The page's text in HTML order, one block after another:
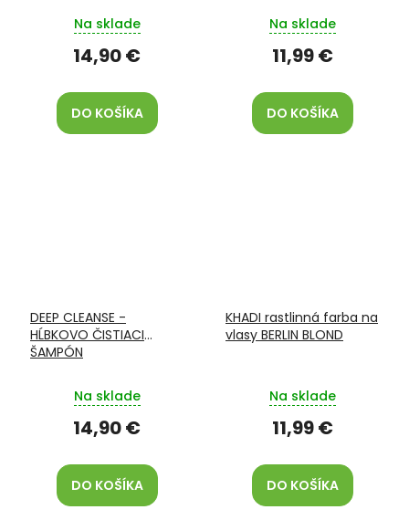
Na sklade
14,90 €
DO KOŠÍKA
Na sklade
11,99 €
DO KOŠÍKA
DEEP CLEANSE -
HĹBKOVO ČISTIACI
ŠAMPÓN
Na sklade
14,90 €
DO KOŠÍKA
KHADI rastlinná farba na
vlasy BERLIN BLOND
Na sklade
11,99 €
DO KOŠÍKA